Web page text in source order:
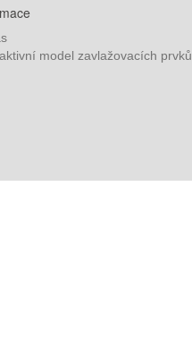
model zavlažovacích prvků